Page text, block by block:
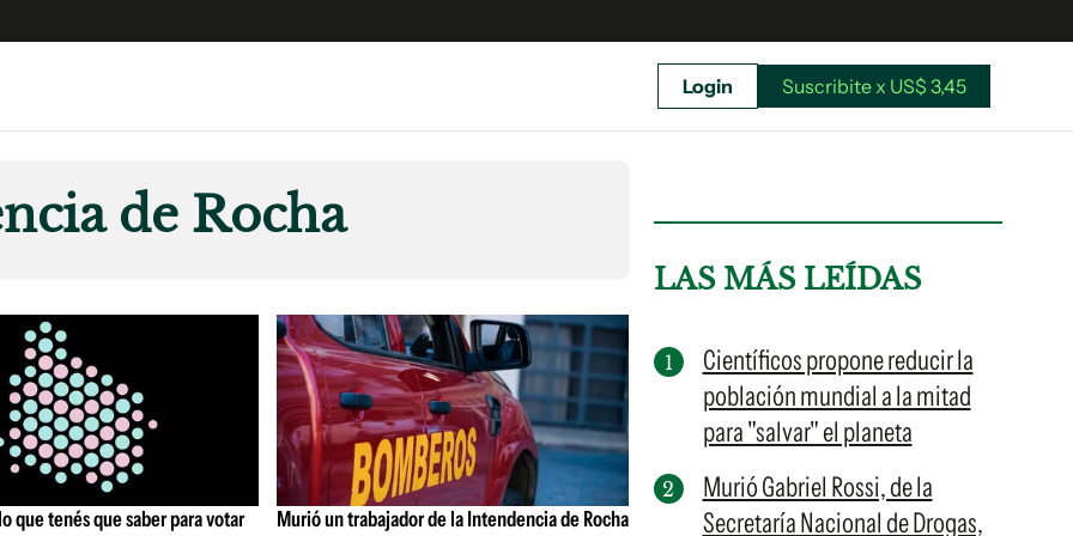
Unidos
Suscribite x US$ 3,45
Login Suscribite x US$ 3,45
de Rocha
que tenés que saber para votar
Murió un trabajador de la Intendencia de Rocha
LAS MÁS LEÍDAS
Científicos propone reducir la
población mundial a la mitad
para "salvar" el planeta
Murió Gabriel Rossi, de la
Secretaría Nacional de Drogas,